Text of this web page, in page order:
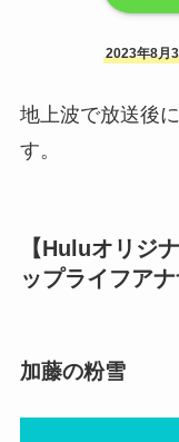
2023年8月
地上波で放送後
す。
【Huluオリジ
ップライフア
加藤の粉雪